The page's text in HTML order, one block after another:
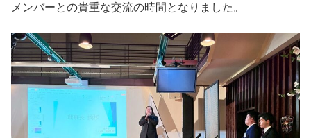
メンバーとの貴重な交流の時間となりました。